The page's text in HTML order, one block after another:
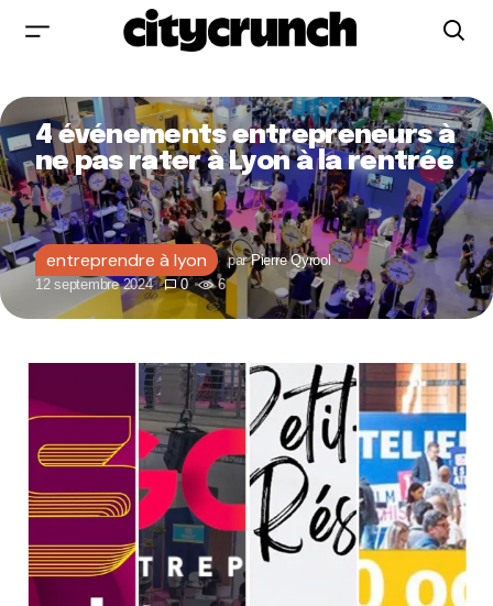
4 événements entrepreneurs à
ne pas rater à Lyon à la rentrée
entreprendre à lyon par Pierre Qyrool
12 septembre 2024
0 6